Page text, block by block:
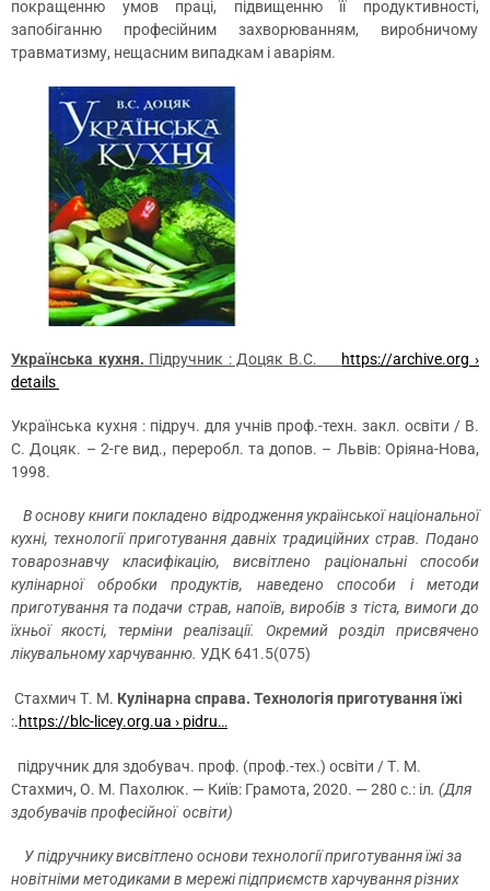
покращенню умов праці, підвищенню її продуктивності,
запобіганню професійним захворюванням, виробничому
травматизму, нещасним випадкам і аваріям.
Українська кухня. Підручник : Доцяк В.С. https://archive.org ›
details
Українська кухня : підруч. для учнів проф.-техн. закл. освіти / В.
С. Доцяк. – 2-ге вид., переробл. та допов. – Львів: Оріяна-Нова,
1998.
В основу книги покладено відродження української національної
кухні, технології приготування давніх традиційних страв. Подано
товарознавчу класифікацію, висвітлено раціональні способи
кулінарної обробки продуктів,
наведено способи і методи
приготування та подачи страв, напоїв, виробів з тіста, вимоги до
їхньої якості, терміни реалізації. Окремий розділ присвячено
лікувальному харчуванню. УДК 641.5(075)
Стахмич Т. М. Кулінарна справа. Технологія приготування їжі
:.https://blc-licey.org.ua › pidru…
підручник для здобувач. проф. (проф.-тех.) освіти / Т. М.
Стахмич, О. М. Пахолюк. — Київ: Грамота, 2020. — 280 с.: іл. (Для
здобувачів професійної освіти)
У підручнику висвітлено основи технології приготування їжі за
новітніми методиками в мережі підприємств харчування різних